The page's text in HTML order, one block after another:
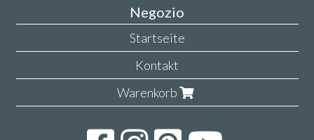
Negozio
Startseite
Kontakt
Warenkorb